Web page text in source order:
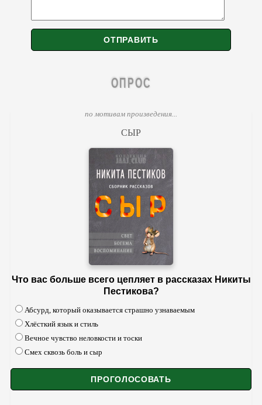
ОПРОС
по мотивам произведения...
СЫР
Что вас больше всего цепляет в рассказах Никиты
Пестикова?
Абсурд, который оказывается страшно узнаваемым
Хлёсткий язык и стиль
Вечное чувство неловкости и тоски
Смех сквозь боль и сыр